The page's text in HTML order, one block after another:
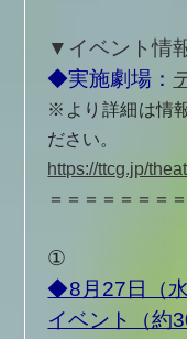
▼イベント情
◆実施劇場：
※より詳細は情
ださい。
https://ttcg.jp/
＝＝＝＝＝＝＝
①
◆8月27日（
イベント（約